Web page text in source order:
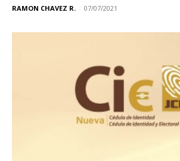
RAMON CHAVEZ R. - 07/07/2021